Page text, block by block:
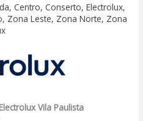
,Centro,Conserto,Electrolux,
, Zona Leste, Zona Norte, Zona
Vila Paulista